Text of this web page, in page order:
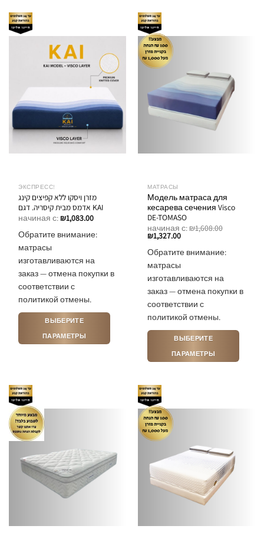
ЭКСПРЕСС!
מזרן ויסקו ללא קפיצים קינג
אדמס מבית קיסריה. דגם KAI
начиная с: ₪1,083.00
Обратите внимание:
матрасы
изготавливаются на
заказ — отмена покупки в
соответствии с
политикой отмены.
ВЫБЕРИТЕ
ПАРАМЕТРЫ
несколько
вариаций.
Опции
можно
выбрать
странице
товара.
МАТРАСЫ
Модель матраса для
кесарева сечения Visco
DE-TOMASO
начиная с:₪1,608.00
₪1,327.00
Обратите внимание:
матрасы
изготавливаются на
заказ — отмена покупки в
соответствии с
политикой отмены.
ВЫБЕРИТЕ
ПАРАМЕТРЫ
имеет
несколько
вариаций.
Опции
можно
выбрать
на
странице
товара.